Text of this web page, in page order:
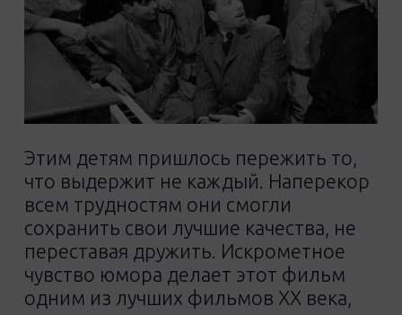
Этим детям пришлось пережить то,
что выдержит не каждый. Наперекор
всем трудностям они смогли
сохранить свои лучшие качества, не
переставая дружить. Искрометное
чувство юмора делает этот фильм
одним из лучших фильмов ХХ века,